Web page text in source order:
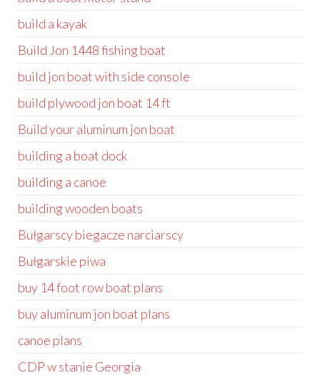
build a kayak
Build Jon 1448 fishing boat
build jon boat with side console
build plywood jon boat 14 ft
Build your aluminum jon boat
building a boat dock
building a canoe
building wooden boats
Bułgarscy biegacze narciarscy
Bułgarskie piwa
buy 14 foot row boat plans
buy aluminum jon boat plans
canoe plans
CDP w stanie Georgia